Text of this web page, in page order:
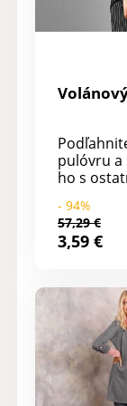
pulóvru
ho s
na dotyk.
výstrih.
ažúrová
Materiál
akryl
dotyk.
- 94%
57,29 €
3,59 €